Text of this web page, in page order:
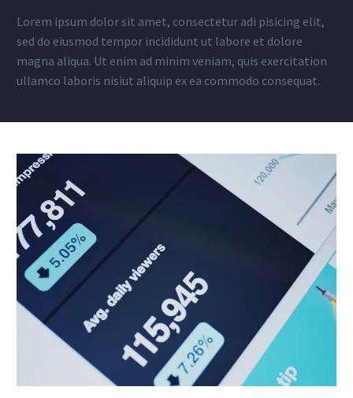
Lorem ipsum dolor sit amet, consectetur adi pisicing elit,
sed do eiusmod tempor incididunt ut labore et dolore
magna aliqua. Ut enim ad minim veniam, quis exercitation
ullamco laboris nisiut aliquip ex ea commodo consequat.